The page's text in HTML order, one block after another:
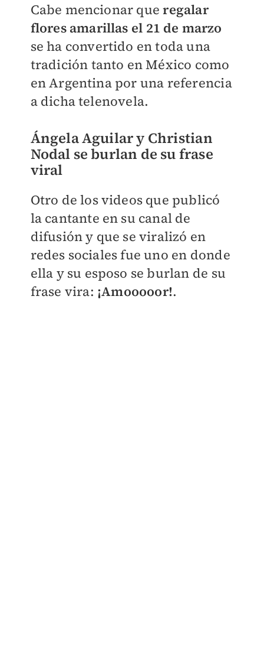
Cabe mencionar queregalar
flores amarillas el 21 de marzo
se ha convertido en toda una
tradición tanto en México como
en Argentina por una referencia
a dicha telenovela.
Ángela Aguilar y Christian
Nodal se burlan de su frase
viral
Otro de los videos que publicó
la cantante en su canal de
difusión y que se viralizó en
redes sociales fue uno en donde
ella y su esposo se burlan de su
frase vira: ¡Amooooor!.